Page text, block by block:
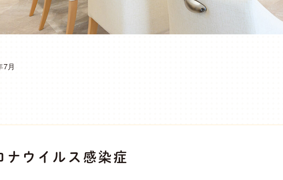
月
ナウイルス感染症